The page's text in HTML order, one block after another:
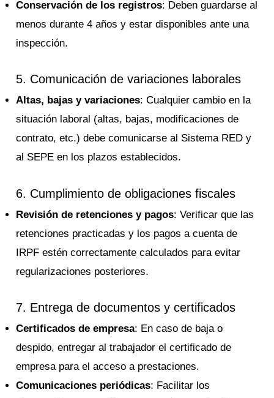
Conservación de los registros: Deben guardarse al
menos durante 4 años y estar disponibles ante una
inspección.
5. Comunicación de variaciones laborales
Altas, bajas y variaciones: Cualquier cambio en la
situación laboral (altas, bajas, modificaciones de
contrato, etc.) debe comunicarse al Sistema RED y
al SEPE en los plazos establecidos.
6. Cumplimiento de obligaciones fiscales
Revisión de retenciones y pagos: Verificar que las
retenciones practicadas y los pagos a cuenta de
IRPF estén correctamente calculados para evitar
regularizaciones posteriores.
7. Entrega de documentos y certificados
Certificados de empresa: En caso de baja o
despido, entregar al trabajador el certificado de
empresa para el acceso a prestaciones.
Comunicaciones periódicas: Facilitar los